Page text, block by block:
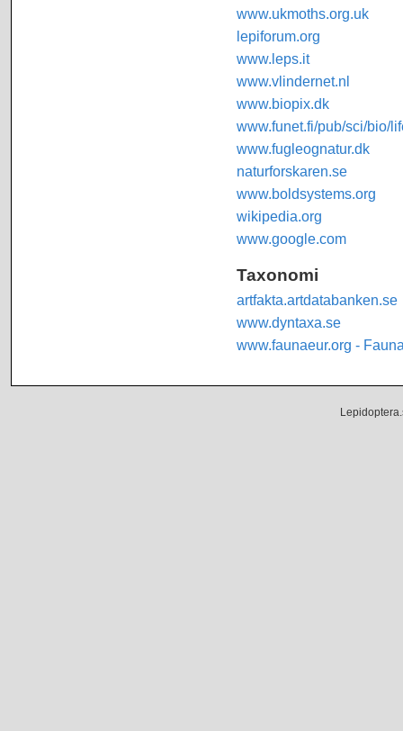
www.ukmoths.org.uk
lepiforum.org
www.leps.it
www.vlindernet.nl
www.biopix.dk
www.funet.fi/pub/sci/bio/
www.fugleognatur.dk
naturforskaren.se
www.boldsystems.org
wikipedia.org
www.google.com
Taxonomi
artfakta.artdatabanken.se
www.dyntaxa.se
www.faunaeur.org -